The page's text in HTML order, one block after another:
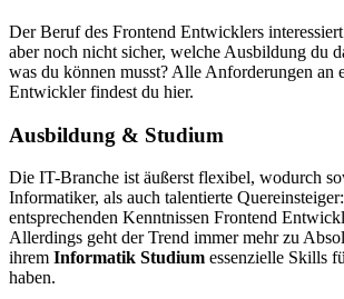
Der Beruf des Frontend Entwicklers
aber noch nicht sicher, welche Ausbildung du
was du können musst? Alle Anforderungen an
Entwickler findest du hier.
Ausbildung & Studium
Die IT-Branche ist äußerst flexibel, wodurch
Informatiker, als auch talentierte
entsprechenden Kenntnissen Frontend
Allerdings geht der Trend immer mehr zu
ihrem Informatik Studium essenzielle Skills
haben.